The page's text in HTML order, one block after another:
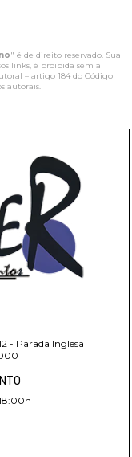
" é de direito reservado. Sua
links, é proibida sem a
– artigo 184 do Código
autorais.
- Parada Inglesa